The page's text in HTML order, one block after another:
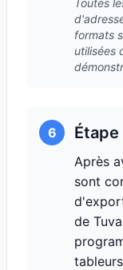
Toutes
formats
utilisées
6
Après
sont
de